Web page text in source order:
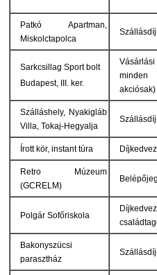
Patkó Apartman,
Miskolctapolca
Sarkcsillag Sport bolt
Budapest, III. ker.
minden
Szálláshely, Nyakigláb
Villa, Tokaj-Hegyalja
Írott kör, instant túra
Retro Múzeum
(GCRELM)
Polgár Sofőriskola
Bakonyszücsi
parasztház